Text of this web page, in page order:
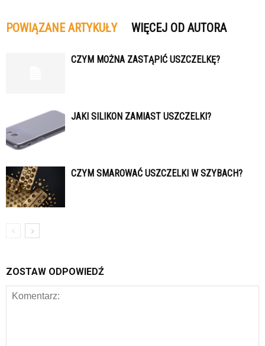
POWIĄZANE ARTYKUŁY WIĘCEJ OD AUTORA
CZYM MOŻNA ZASTĄPIĆ USZCZELKĘ?
JAKI SILIKON ZAMIAST USZCZELKI?
CZYM SMAROWAĆ USZCZELKI W SZYBACH?
ZOSTAW ODPOWIEDŹ